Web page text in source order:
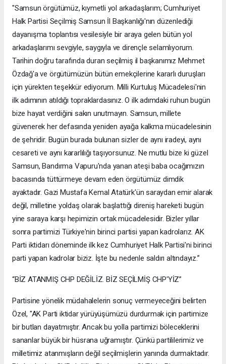
"Samsun örgütümüz, kıymetli yol arkadaşlarım; Cumhuriyet
Halk Partisi Seçilmiş Samsun İl Başkanlığı'nın düzenlediği
dayanışma toplantısı vesilesiyle bir araya gelen bütün yol
arkadaşlarımı sevgiyle, saygıyla ve dirençle selamlıyorum.
Tarihin doğru tarafında duran seçilmiş il başkanımız Mehmet
Özdağ'a ve örgütümüzün bütün emekçilerine kararlı duruşları
için yürekten teşekkür ediyorum. Milli Kurtuluş Mücadelesi'nin
ilk adımının atıldığı topraklardasınız. O ilk adımdaki ruhun bugün
bize hayat verdiğini sakın unutmayın. Samsun, millete
güvenerek her defasında yeniden ayağa kalkma mücadelesinin
de şehridir. Bugün burada bulunan sizler de aynı iradeyi, aynı
cesareti ve aynı kararlılığı taşıyorsunuz. Ne mutlu bize ki güzel
Samsun, Bandırma Vapuru'nda yanan ateşi baba ocağımızın
bacasında tüttürmeye devam eden örgütümüz dimdik
ayaktadır. Gazi Mustafa Kemal Atatürk'ün saraydan emir alarak
değil, milletine yoldaş olarak başlattığı direniş hareketi bugün
yine saraya karşı hepimizin ortak mücadelesidir. Bizler yıllar
sonra partimizi Türkiye'nin birinci partisi yapan kadrolarız. AK
Parti iktidarı döneminde ilk kez Cumhuriyet Halk Partisi'ni birinci
parti yapan kadrolar biziz. İşte bu nedenle saldırı altındayız.”
“BİZ ATANMIŞ CHP DEĞİLİZ. BİZ SEÇİLMİŞ CHP'YİZ”
Partisine yönelik müdahalelerin sonuç vermeyeceğini belirten
Özel, "AK Parti iktidar yürüyüşümüzü durdurmak için partimize
bir butlan dayatmıştır. Ancak bu yolla partimizi böleceklerini
sananlar büyük bir hüsrana uğramıştır. Çünkü partililerimiz ve
milletimiz atanmışların değil seçilmişlerin yanında durmaktadır.